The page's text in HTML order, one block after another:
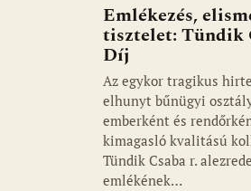
Emlékezés,
tisztelet: Tündik
Díj
Az egykor tragikus
elhunyt bűnügyi
emberként és
kimagasló kvalitású
Tündik Csaba r.
emlékének…